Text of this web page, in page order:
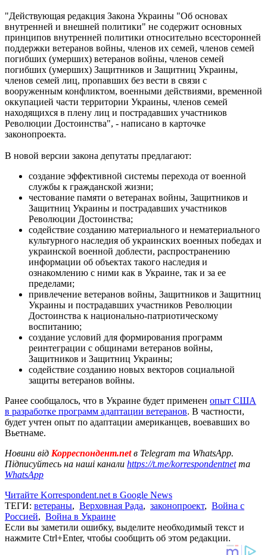
"Действующая редакция Закона Украины "Об основах
внутренней и внешней политики" не содержит основных
принципов внутренней политики относительно всесторонней
поддержки ветеранов войны, членов их семей, членов семей
погибших (умерших) ветеранов войны, членов семей
погибших (умерших) Защитников и Защитниц Украины,
членов семей лиц, пропавших без вести в связи с
вооруженным конфликтом, военными действиями, временной
оккупацией части территории Украины, членов семей
находящихся в плену лиц и пострадавших участников
Революции Достоинства", - написано в карточке
законопроекта.
В новой версии закона депутаты предлагают:
создание эффективной системы перехода от военной
службы к гражданской жизни;
честование памяти о ветеранах войны, Защитников и
Защитниц Украины и пострадавших участников
Революции Достоинства;
содействие созданию материального и нематериального
культурного наследия об украинских военных победах и
украинской военной доблести, распространению
информации об объектах такого наследия и
ознакомлению с ними как в Украине, так и за ее
пределами;
привлечение ветеранов войны, Защитников и Защитниц
Украины и пострадавших участников Революции
Достоинства к национально-патриотическому
воспитанию;
создание условий для формирования программ
реинтеграции с общинами ветеранов войны,
Защитников и Защитниц Украины;
содействие созданию новых векторов социальной
защиты ветеранов войны.
Ранее сообщалось, что в Украине будет применен опыт США
в разработке программ адаптации ветеранов. В частности,
будет учтен опыт по адаптации американцев, воевавших во
Вьетнаме.
Новини від Корреспондент.netв Telegram та WhatsApp.
Підписуйтесь на наші канали https://t.me/korrespondentnetта
WhatsApp
Читайте Korrespondent.net в Google News
ТЕГИ: ветераны, Верховная Рада, законопроект, Война с
Россией, Война в Украине
Если вы заметили ошибку, выделите необходимый текст и
нажмите Ctrl+Enter, чтобы сообщить об этом редакции.